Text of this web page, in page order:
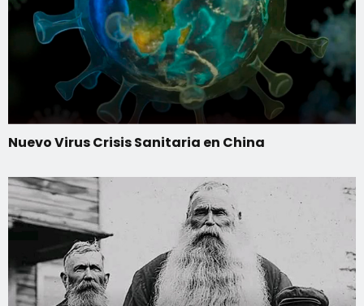
Nuevo Virus Crisis Sanitaria en China